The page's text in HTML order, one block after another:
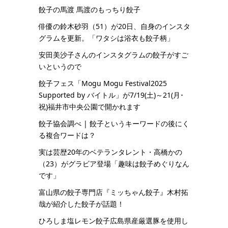
餃子の馬渡 馬渡のもっちり餃子
俳優の鈴木砂羽（51）が20日、自身のインスタ
グラムを更新。「ワタシは浴衣も餃子柄」
安田美沙子さんのインスタグラムの餃子がすご
いというので
餃子フェス「Mogu Mogu Festival2025
Supported by バイトル」が7/19(土)～21(月･
祝)福井市中央公園で開かれます
餃子協会調べ | 餃子というキーワードの後にく
る複合ワードは？
実は芸歴20年のベテランタレント・高橋かの
（23）がグラビア登場「趣味は餃子めぐりなん
です」
富山県の餃子専門店『ミッちゃん餃子』木村拓
哉が紹介した餃子が話題！
ひろしま塩レモン餃子広島県産厳選豚を使用し